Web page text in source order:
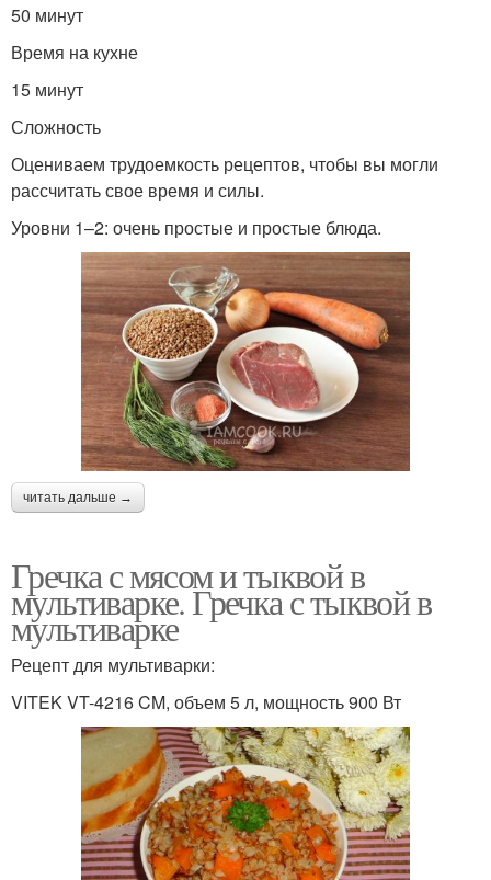
50 минут
Время на кухне
15 минут
Сложность
Оцениваем трудоемкость рецептов, чтобы вы могли
рассчитать свое время и силы.
Уровни 1–2: очень простые и простые блюда.
читать дальше →
Гречка с мясом и тыквой в
мультиварке. Гречка с тыквой в
мультиварке
Рецепт для мультиварки:
VITEK VT-4216 CM, объем 5 л, мощность 900 Вт